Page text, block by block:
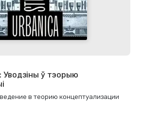
Уводзіны ў тэорыю
в теорию концептуализации